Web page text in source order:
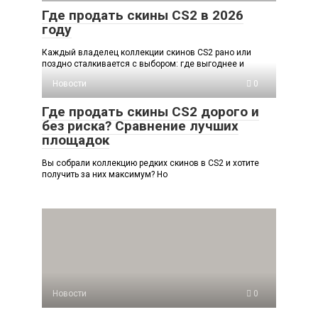
Где продать скины CS2 в 2026
году
Каждый владелец коллекции скинов CS2 рано или
поздно сталкивается с выбором: где выгоднее и
Новости
0
Где продать скины CS2 дорого и
без риска? Сравнение лучших
площадок
Вы собрали коллекцию редких скинов в CS2 и хотите
получить за них максимум? Но
Новости 0